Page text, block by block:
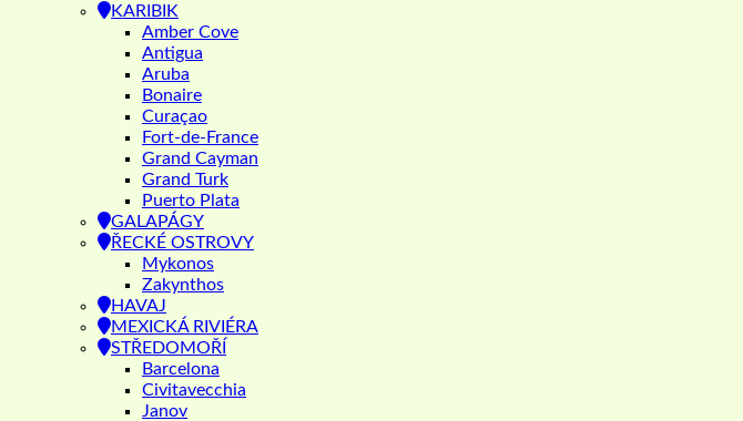
KARIBIK
Amber Cove
Antigua
Aruba
Bonaire
Curaçao
Fort-de-France
Grand Cayman
Grand Turk
Puerto Plata
GALAPÁGY
ŘECKÉ OSTROVY
Mykonos
Zakynthos
HAVAJ
MEXICKÁ RIVIÉRA
STŘEDOMOŘÍ
Barcelona
Civitavecchia
Janov